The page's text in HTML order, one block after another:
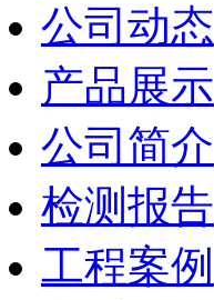
公司动态
产品展示
公司简介
检测报告
工程案例